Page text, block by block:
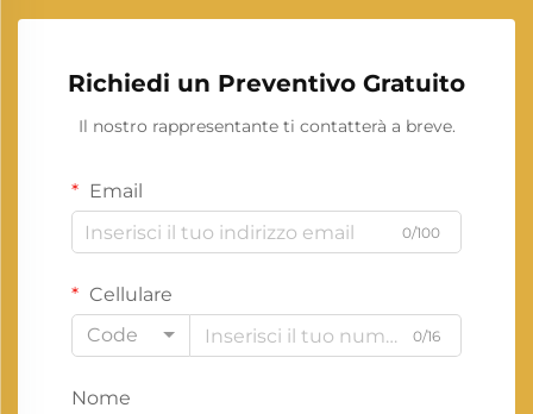
Richiedi un Preventivo Gratuito
Il nostro rappresentante ti contatterà a breve.
Email
0/100
Cellulare
Code
0/16
Nome